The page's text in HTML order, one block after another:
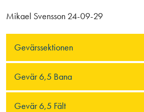
Gevärssektionen
Gevär 6,5 Bana
Gevär 6,5 Fält
Mikael Svensson 24-09-29